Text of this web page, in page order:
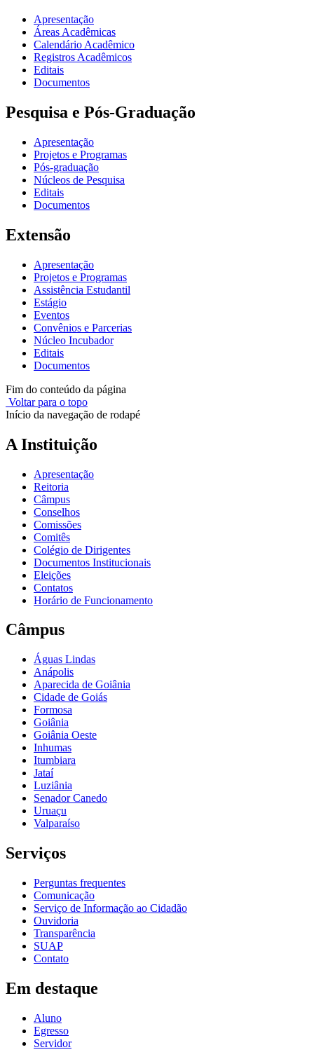
Apresentação
Áreas Acadêmicas
Calendário Acadêmico
Registros Acadêmicos
Editais
Documentos
Pesquisa e Pós-Graduação
Apresentação
Projetos e Programas
Pós-graduação
Núcleos de Pesquisa
Editais
Documentos
Extensão
Apresentação
Projetos e Programas
Assistência Estudantil
Estágio
Eventos
Convênios e Parcerias
Núcleo Incubador
Editais
Documentos
Fim do conteúdo da página
Voltar para o topo
Início da navegação de rodapé
A Instituição
Apresentação
Reitoria
Câmpus
Conselhos
Comissões
Comitês
Colégio de Dirigentes
Documentos Institucionais
Eleições
Contatos
Horário de Funcionamento
Câmpus
Águas Lindas
Anápolis
Aparecida de Goiânia
Cidade de Goiás
Formosa
Goiânia
Goiânia Oeste
Inhumas
Itumbiara
Jataí
Luziânia
Senador Canedo
Uruaçu
Valparaíso
Serviços
Perguntas frequentes
Comunicação
Serviço de Informação ao Cidadão
Ouvidoria
Transparência
SUAP
Contato
Em destaque
Aluno
Egresso
Servidor